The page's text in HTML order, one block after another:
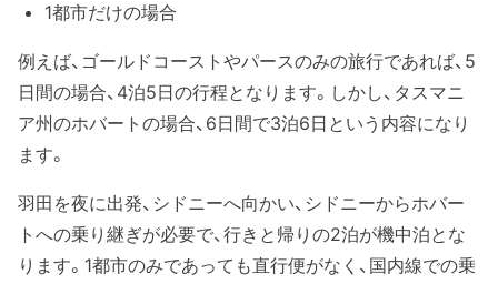
1都市だけの場合
例えば、ゴールドコーストやパースのみの旅行であれば、5
日間の場合、4泊5日の行程となります。しかし、タスマニ
ア州のホバートの場合、6日間で3泊6日という内容になり
ます。
羽田を夜に出発、シドニーへ向かい、シドニーからホバー
トへの乗り継ぎが必要で、行きと帰りの2泊が機中泊とな
ります。1都市のみであっても直行便がなく、国内線での乗